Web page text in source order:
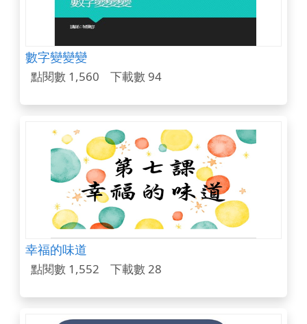
數字變變變
點閱數 1,560 下載數 94
幸福的味道
點閱數 1,552 下載數 28